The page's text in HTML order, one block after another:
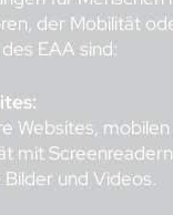
der Mobilität
EAA sind:
Websites,
mit
und Videos.